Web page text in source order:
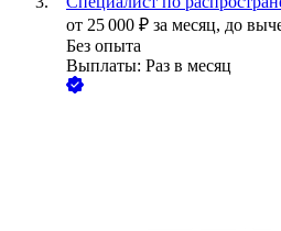
от 25 000 ₽ за месяц, до
Без опыта
Выплаты: Раз в месяц